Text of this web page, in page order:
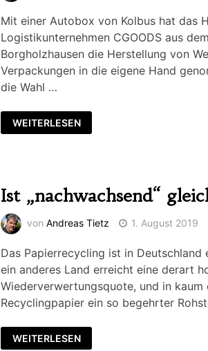
Mit einer Autobox von Kolbus hat das
Logistikunternehmen CGOODS aus
Borgholzhausen die Herstellung von
Verpackungen in die eigene Hand
die Wahl …
WEITERLESEN
Ist „nachwachsend“
von Andreas Tietz 1. August 2019
Das Papierrecycling ist in Deutschland
ein anderes Land erreicht eine derart
Wiederverwertungsquote, und in kaum
Recyclingpapier ein so begehrter
WEITERLESEN